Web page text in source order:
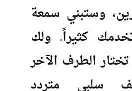
وستبني سمعة
كثيراً. ولك
الطرف الآخر
سلبي متردد